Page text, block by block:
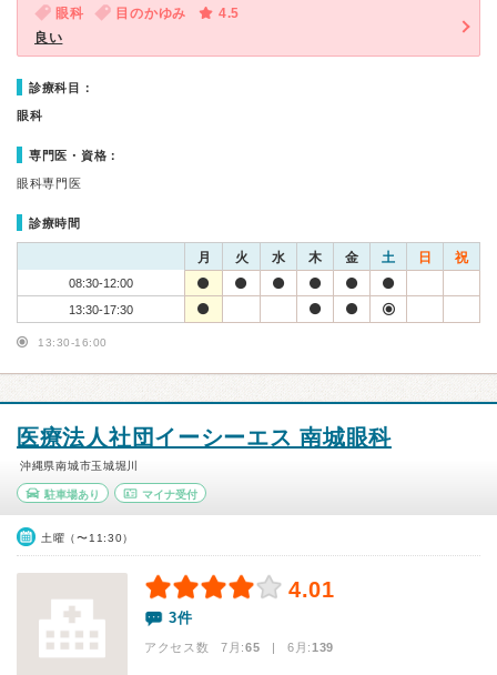
眼科 目のかゆみ
4.5
良い
診療科目：
眼科
専門医・資格：
眼科専門医
診療時間
月 火 水 木 金 土 日 祝
08:30-12:00
13:30-17:30
13:30-16:00
医療法人社団イーシーエス 南城眼科
沖縄県南城市玉城堀川
駐車場あり マイナ受付
土曜（〜11:30）
4.01
3件
アクセス数 7月:65 | 6月:139